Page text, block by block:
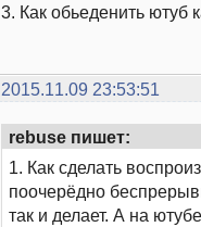
3. Как обьеденить ютуб
2015.11.09 23:53:51
rebuse пишет:
1. Как сделать
поочерёдно
так и делает. А на